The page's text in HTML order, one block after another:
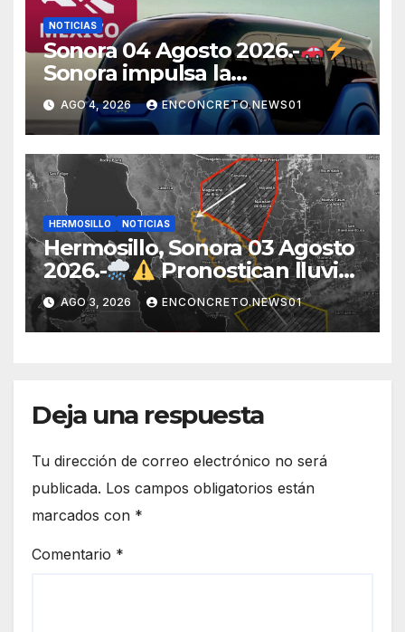
NOTICIAS
Sonora 04 Agosto 2026.-
Sonora impulsa la
electromovilidad con
«Beyond», un vehículo
eléctrico desarrollado junto al
ITH
AGO 4, 2026 ENCONCRETO.NEWS01
HERMOSILLO NOTICIAS
Hermosillo, Sonora 03 Agosto
2026.-
Pronostican lluvias
para Hermosillo esta noche;
norte de Sonora registra
mayor potencial de
AGO 3, 2026 ENCONCRETO.NEWS01
Deja una respuesta
Tu dirección de correo electrónico no será
publicada. Los campos obligatorios están
marcados con *
Comentario *